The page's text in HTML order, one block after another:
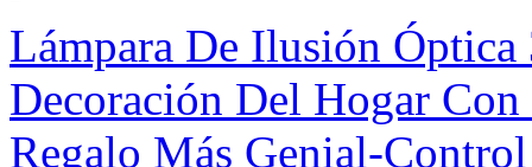
Lámpara De Ilusión
Decoración Del Hogar
Regalo Más Genial-